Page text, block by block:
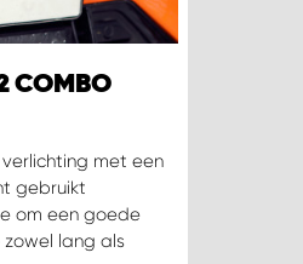
COMBO
met een
gebruikt
om een goede
lang als